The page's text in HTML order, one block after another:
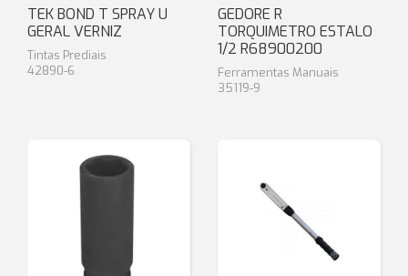
TEK BOND T SPRAY U
GERAL VERNIZ
Tintas Prediais
42890-6
GEDORE R
TORQUIMETRO ESTALO
1/2 R68900200
Ferramentas Manuais
35119-9